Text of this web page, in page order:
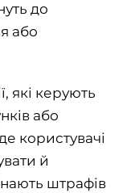
до
або
які керують
або
користувачі
й
штрафів